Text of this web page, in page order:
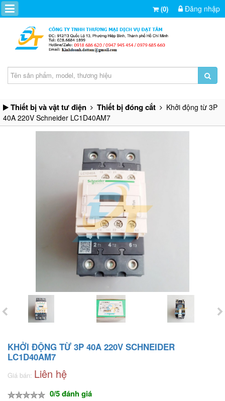
(0) Đăng nhập
Thiết bị và vật tư điện Thiết bị đóng cắt
Khởi động từ 3P
40A 220V Schneider LC1D40AM7
KHỞI ĐỘNG TỪ 3P 40A 220V SCHNEIDER
LC1D40AM7
Giá bán: Liên hệ
0/5 đánh giá